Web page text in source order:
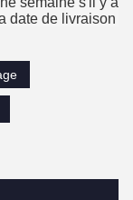
date de livraison